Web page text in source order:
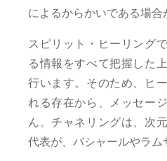
によるからかいである場合
スピリット・ヒーリング
る情報をすべて把握した
行います。そのため、ヒ
れる存在から、メッセー
ん。チャネリングは、次
代表が、バシャールやラム